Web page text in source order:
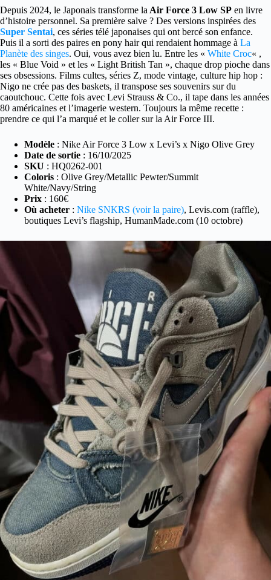
Depuis 2024, le Japonais transforme la Air Force 3 Low SP en livre
d’histoire personnel. Sa première salve ? Des versions inspirées des
Super Sentai, ces séries télé japonaises qui ont bercé son enfance.
Puis il a sorti des paires en pony hair qui rendaient hommage à La
Planète des singes. Oui, vous avez bien lu. Entre les « White Croc« ,
les « Blue Void » et les « Light British Tan », chaque drop pioche dans
ses obsessions. Films cultes, séries Z, mode vintage, culture hip hop :
Nigo ne crée pas des baskets, il transpose ses souvenirs sur du
caoutchouc. Cette fois avec Levi Strauss & Co., il tape dans les années
80 américaines et l’imagerie western. Toujours la même recette :
prendre ce qui l’a marqué et le coller sur la Air Force III.
Modèle : Nike Air Force 3 Low x Levi’s x Nigo Olive Grey
Date de sortie : 16/10/2025
SKU : HQ0262-001
Coloris : Olive Grey/Metallic Pewter/Summit
White/Navy/String
Prix : 160€
Où acheter : Nike SNKRS (voir la paire), Levis.com (raffle),
boutiques Levi’s flagship, HumanMade.com (10 octobre)